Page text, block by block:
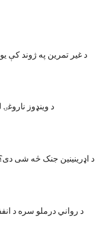
د غیر تمرین په ژوند کې
د وینډوز
د اډرینینین جنک څه شی
د رواني درملو سره د